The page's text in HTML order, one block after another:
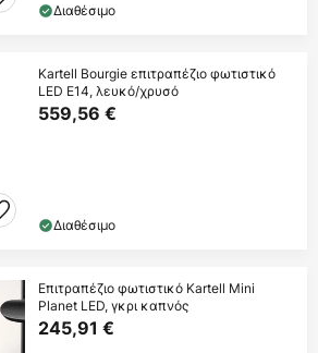
Διαθέσιμο
Kartell Bourgie επιτραπέζιο φωτιστικό
LED E14, λευκό/χρυσό
559,56 €
Διαθέσιμο
Επιτραπέζιο φωτιστικό Kartell Mini
Planet LED, γκρι καπνός
245,91 €